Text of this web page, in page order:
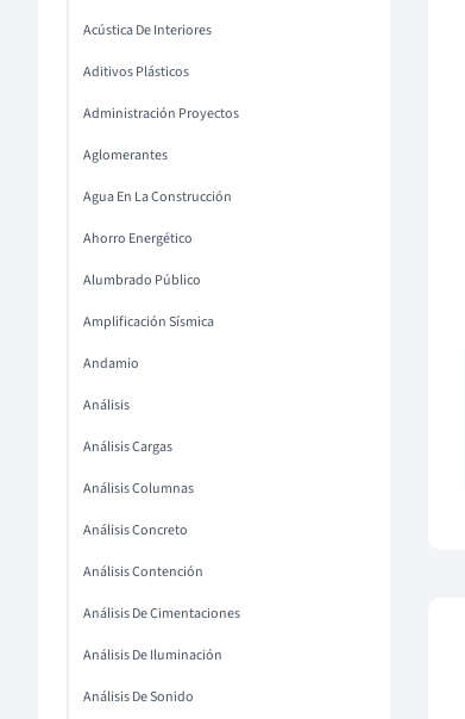
Acústica De Interiores
Aditivos Plásticos
Administración Proyectos
Aglomerantes
Agua En La Construcción
Ahorro Energético
Alumbrado Público
Amplificación Sísmica
Andamio
Análisis
Análisis Cargas
Análisis Columnas
Análisis Concreto
Análisis Contención
Análisis De Cimentaciones
Análisis De Iluminación
Análisis De Sonido